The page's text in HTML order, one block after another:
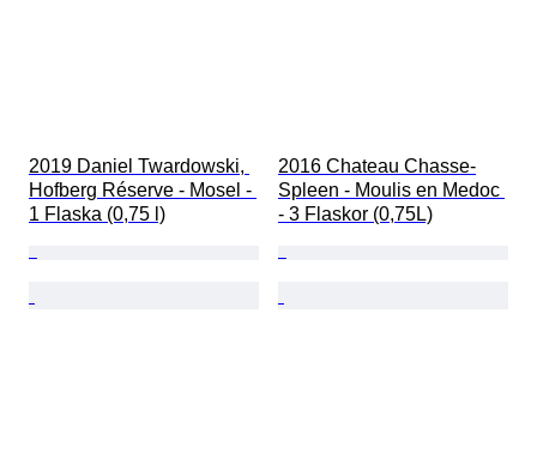
2019 Daniel Twardowski,
Hofberg Réserve - Mosel -
1 Flaska (0,75 l)
2016 Chateau Chasse-
Spleen - Moulis en Medoc
- 3 Flaskor (0,75L)